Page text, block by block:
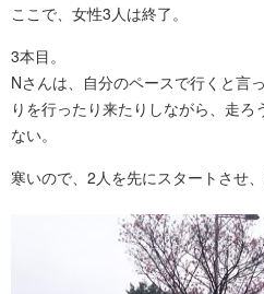
ここで、女性3人は終了。
3本目。
Nさんは、自分のペースで行くと言
りを行ったり来たりしながら、走
ない。
寒いので、2人を先にスタートさせ